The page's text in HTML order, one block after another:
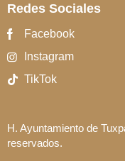
Redes Sociales
Facebook
Instagram
TikTok
H. Ayuntamiento de
reservados.